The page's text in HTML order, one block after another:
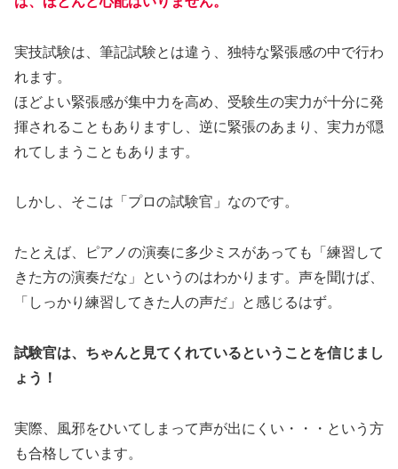
実技試験は、筆記試験とは違う、独特な緊張感の中で行わ
れます。
ほどよい緊張感が集中力を高め、受験生の実力が十分に発
揮されることもありますし、逆に緊張のあまり、実力が隠
れてしまうこともあります。
しかし、そこは「プロの試験官」なのです。
たとえば、ピアノの演奏に多少ミスがあっても「練習して
きた方の演奏だな」というのはわかります。声を聞けば、
「しっかり練習してきた人の声だ」と感じるはず。
試験官は、ちゃんと見てくれているということを信じまし
ょう！
実際、風邪をひいてしまって声が出にくい・・・という方
も合格しています。